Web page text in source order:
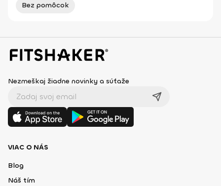
Bez pomôcok
Nezmeškaj žiadne novinky a súťaže
VIAC O NÁS
Blog
Náš tím